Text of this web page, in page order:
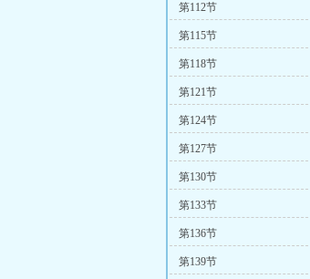
第112节
第115节
第118节
第121节
第124节
第127节
第130节
第133节
第136节
第139节